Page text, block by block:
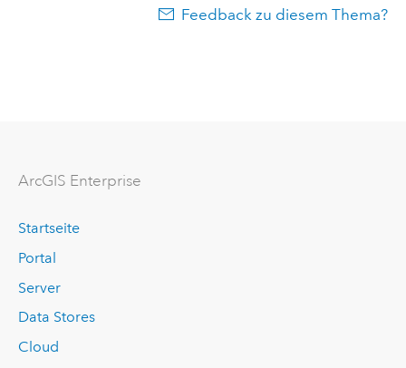
Feedback zu diesem Thema?
ArcGIS Enterprise
Startseite
Portal
Server
Data Stores
Cloud